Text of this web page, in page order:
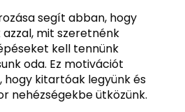
segít abban, hogy
mit szeretnénk
kell tennünk
oda. Ez motivációt
hogy kitartóak legyünk és
nehézségekbe ütközünk.